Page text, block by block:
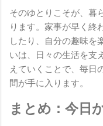
そのゆとりこそが、暮
ります。家事が早く終
したり、自分の趣味を
いは、日々の生活を支
えていくことで、毎日
間が手に入ります。
まとめ：今日